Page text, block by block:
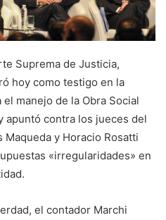
Suprema de Justicia,
hoy como testigo en la
manejo de la Obra Social
apuntó contra los jueces del
y Horacio Rosatti
«irregularidades» en
el contador Marchi